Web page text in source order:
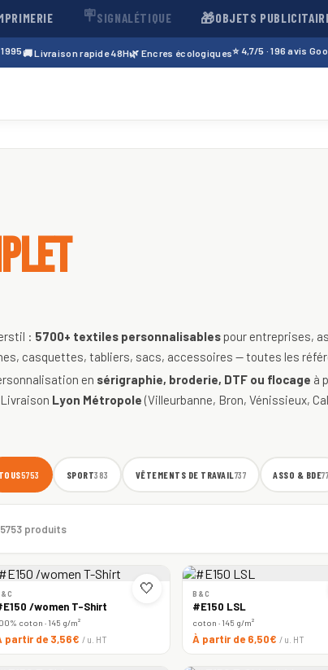
🪧SIGNALÉTIQUE 🎁OBJETS
🚚 Livraison rapide 48H🌿 Encres écologiques⭐ 4,7/5 · 196 avis
: 5700+ textiles personnalisables pour entreprises,
casquettes, tabliers, sacs, accessoires — toutes les
en sérigraphie, broderie, DTF ou flocage à
Lyon Métropole (Villeurbanne, Bron, Vénissieux,
TOUS5753 SPORT383 VÊTEMENTS DE TRAVAIL737 ASSO & BDE77
5753 produits
🤍
/women T-Shirt
coton · 145 g/m²
partir de 3,56€ / u. HT
B&C
#E150 LSL
coton · 145 g/m²
À partir de 6,50€ / u. HT